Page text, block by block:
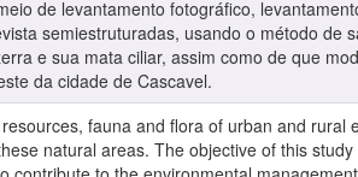
de levantamento fotográfico,
semiestruturadas, usando o método de
e sua mata ciliar, assim como de que
da cidade de Cascavel.
fauna and flora of urban and rural
natural areas. The objective of this